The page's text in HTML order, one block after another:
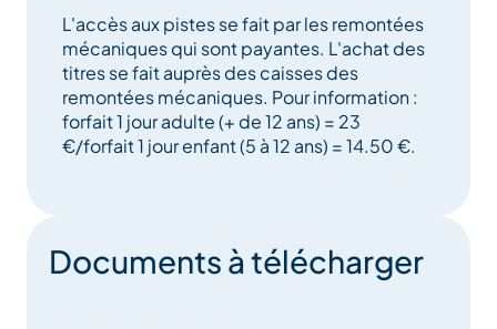
L'accès aux pistes se fait par les remontées
mécaniques qui sont payantes. L'achat des
titres se fait auprès des caisses des
remontées mécaniques. Pour information :
forfait 1 jour adulte (+ de 12 ans) = 23
€/forfait 1 jour enfant (5 à 12 ans) = 14.50 €.
Documents à télécharger